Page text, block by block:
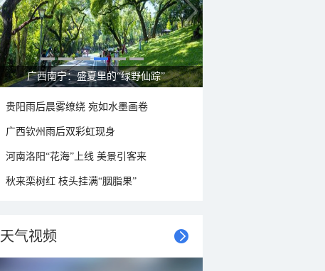
广西南宁：盛夏里的“绿野仙踪”
贵阳雨后晨雾缭绕 宛如水墨画卷
广西钦州雨后双彩虹现身
河南洛阳“花海”上线 美景引客来
秋来栾树红 枝头挂满“胭脂果”
天气视频